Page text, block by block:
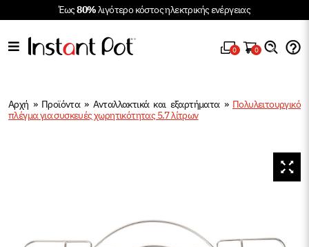
Έως80%λιγότερο κόστος ηλεκτρικής ενέργειας
0 0
Αρχή » Προϊόντα» Ανταλλακτικά και εξαρτήματα» Πολυλειτουργικό
πλέγμα για συσκευές χωρητικότητας 5.7 λίτρων